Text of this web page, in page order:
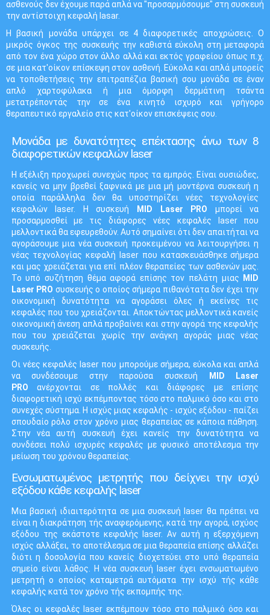
ασθενούς δεν έχουμε παρά απλά να "προσαρμόσουμε" στη συσκευή
την αντίστοιχη κεφαλή lasar.
Η βασική μονάδα υπάρχει σε 4 διαφορετικές αποχρώσεις. Ο
μικρός όγκος της συσκευής την καθιστά εύκολη στη μεταφορά
από τον ένα χώρο στον άλλο αλλά και εκτός γραφείου όπως π.χ.
σε μια κατ'οίκον επίσκεψη στον ασθενή. Εύκολα και απλά μπορείς
να τοποθετήσεις την επιτραπέζια βασική σου μονάδα σε έναν
απλό χαρτοφύλακα ή μια όμορφη δερμάτινη τσάντα
μετατρέποντάς την σε ένα κινητό ισχυρό και γρήγορο
θεραπευτικό εργαλείο στις κατ'οίκον επισκέψεις σου.
Μονάδα με δυνατότητες επέκτασης άνω των 8
διαφορετικών κεφαλών laser
Η εξέλιξη προχωρεί συνεχώς προς τα εμπρός. Είναι ουσιώδες,
κανείς να μην βρεθεί ξαφνικά με μια μή μοντέρνα συσκευή η
οποία παράλληλα δεν θα υποστηρίζει νέες τεχνολογίες
κεφαλών laser. Η συσκευή
MID Laser PRO μπορεί να
προσαρμοσθεί με τις διάφορες νέες κεφαλές laser που
μελλοντικά θα εφευρεθούν. Αυτό σημαίνει ότι δεν απαιτήται να
αγοράσουμε μια νέα συσκευή προκειμένου να λειτουργήσει η
νέας τεχνολογίας κεφαλή laser που κατασκευάσθηκε σήμερα
και μας χρειάζεται για επί πλέον θεραπείες των ασθενών μας.
Το υπό συζήτηση θέμα αφορά επίσης τον πελάτη μιας
MID
Laser PRO συσκευής ο οποίος σήμερα πιθανότατα δεν έχει την
οικονομική δυνατότητα να αγοράσει όλες ή εκείνες τις
κεφαλές που του χρειάζονται. Αποκτώντας μελλοντικά κανείς
οικονομική άνεση απλά προβαίνει και στην αγορά της κεφαλής
που του χρειάζεται χωρίς την ανάγκη αγοράς μιας νέας
συσκευής.
Οι νέες κεφαλές laser που μπορούμε σήμερα, εύκολα και απλά
να συνδέσουμε στην παρούσα συσκευή
MID Laser
PROανέρχονται σε πολλές και διάφορες με επίσης
διαφορετική ισχύ εκπέμποντας τόσο στο παλμικό όσο και στο
συνεχές σύστημα. Η ισχύς μιας κεφαλής - ισχύς εξόδου - παίζει
σπουδαίο ρόλο στον χρόνο μιας θεραπείας σε κάποια πάθηση.
Στην νέα αυτή συσκευή έχει κανείς την δυνατότητα να
συνδέσει πολύ ισχυρές κεφαλές με φυσικό αποτέλεσμα την
μείωση του χρόνου θεραπείας.
Ενσωματωμένος μετρητής που δείχνει την ισχύ
εξόδου κάθε κεφαλής laser
Μια βασική ιδιαιτερότητα σε μια συσκευή laser θα πρέπει να
είναι η διακράτηση τής αναφερόμενης, κατά την αγορά, ισχύος
εξόδου της εκάστοτε κεφαλής laser. Αν αυτή η εξερχόμενη
ισχύς αλλάξει, το αποτέλεσμα σε μια θεραπεία επίσης αλλάζει
διότι η δοσολογία που κανείς διοχετεύει στο υπό θεραπεία
σημείο είναι λάθος. Η νέα συσκευή laser έχει ενσωματωμένο
μετρητή ο οποίος καταμετρά αυτόματα την ισχύ τής κάθε
κεφαλής κατά τον χρόνο τής εκπομπής της.
Όλες οι κεφαλές laser εκπέμπουν τόσο στο παλμικό όσο και